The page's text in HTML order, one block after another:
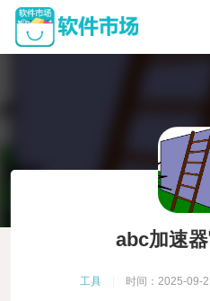
abc加速
工具 时间：2025-09-